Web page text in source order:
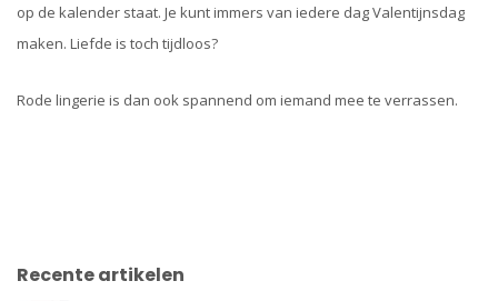
op de kalender staat. Je kunt immers van iedere dag Valentijnsdag
maken. Liefde is toch tijdloos?
Rode lingerie is dan ook spannend om iemand mee te verrassen.
Recente artikelen